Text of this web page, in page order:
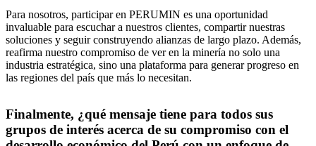
Para nosotros, participar en PERUMIN es una oportunidad
invaluable para escuchar a nuestros clientes, compartir nuestras
soluciones y seguir construyendo alianzas de largo plazo. Además,
reafirma nuestro compromiso de ver en la minería no solo una
industria estratégica, sino una plataforma para generar progreso en
las regiones del país que más lo necesitan.
Finalmente, ¿qué mensaje tiene para todos sus
grupos de interés acerca de su compromiso con el